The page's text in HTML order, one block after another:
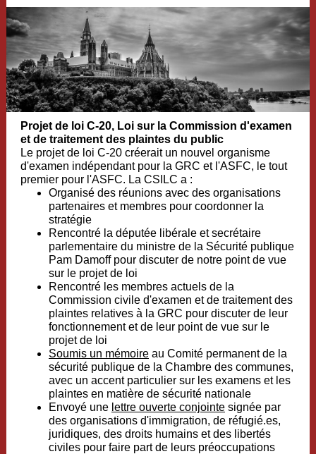
Projet de loi C-20, Loi sur la Commission d'examen
et de traitement des plaintes du public
Le projet de loi C-20 créerait un nouvel organisme
d'examen indépendant pour la GRC et l'ASFC, le tout
premier pour l'ASFC. La CSILC a :
Organisé des réunions avec des organisations
partenaires et membres pour coordonner la
stratégie
Rencontré la députée libérale et secrétaire
parlementaire du ministre de la Sécurité publique
Pam Damoff pour discuter de notre point de vue
sur le projet de loi
Rencontré les membres actuels de la
Commission civile d'examen et de traitement des
plaintes relatives à la GRC pour discuter de leur
fonctionnement et de leur point de vue sur le
projet de loi
Soumis un mémoire au Comité permanent de la
sécurité publique de la Chambre des communes,
avec un accent particulier sur les examens et les
plaintes en matière de sécurité nationale
Envoyé une lettre ouverte conjointe signée par
des organisations d'immigration, de réfugié.es,
juridiques, des droits humains et des libertés
civiles pour faire part de leurs préoccupations